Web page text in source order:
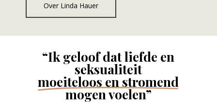
Over Linda Hauer
“Ik geloof dat liefde en
seksualiteit
moeiteloos en stromend
mogen voelen”